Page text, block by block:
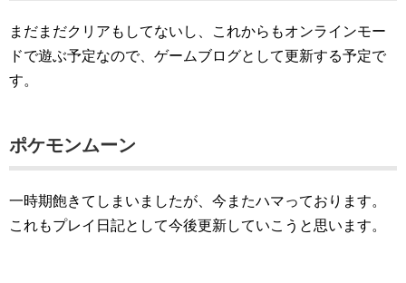
まだまだクリアもしてないし、これからもオンラインモー
ドで遊ぶ予定なので、ゲームブログとして更新する予定で
す。
ポケモンムーン
一時期飽きてしまいましたが、今またハマっております。
これもプレイ日記として今後更新していこうと思います。